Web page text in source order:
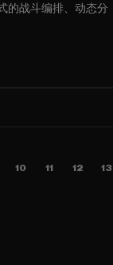
的战斗编排、动态分
10 11 12 13